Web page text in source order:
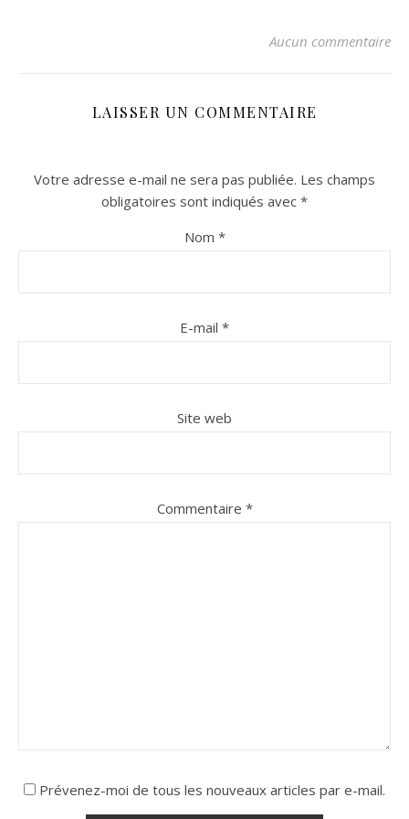
Aucun commentaire
LAISSER UN COMMENTAIRE
Votre adresse e-mail ne sera pas publiée. Les champs
obligatoires sont indiqués avec *
Nom *
E-mail *
Site web
Commentaire *
Prévenez-moi de tous les nouveaux articles par e-mail.